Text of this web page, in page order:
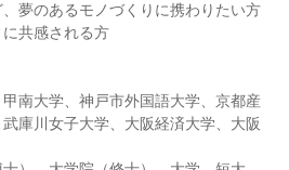
、夢のあるモノづくりに携わりたい方
に共感される方
南大学、神戸市外国語大学、京都産
庫川女子大学、大阪経済大学、大阪